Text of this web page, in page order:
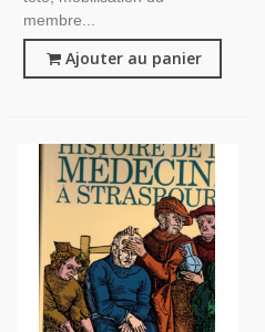
membre...
Ajouter au panier